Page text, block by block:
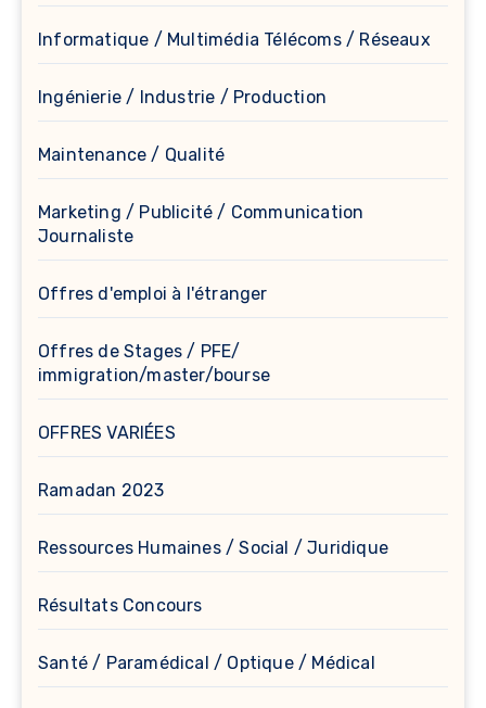
Informatique / Multimédia Télécoms / Réseaux
Ingénierie / Industrie / Production
Maintenance / Qualité
Marketing / Publicité / Communication
Journaliste
Offres d'emploi à l'étranger
Offres de Stages / PFE/
immigration/master/bourse
OFFRES VARIÉES
Ramadan 2023
Ressources Humaines / Social / Juridique
Résultats Concours
Santé / Paramédical / Optique / Médical